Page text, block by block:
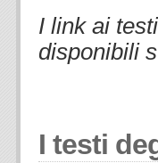
I link ai
disponibili
I testi